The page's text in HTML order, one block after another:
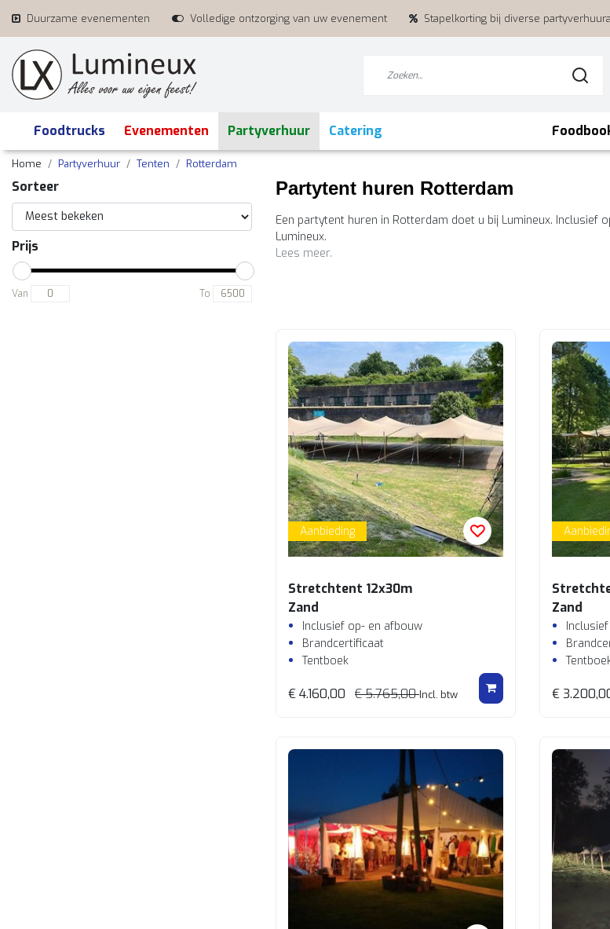
Duurzame evenementen Volledige ontzorging van uw evenement Stapelkorting bij diverse
Foodtrucks Evenementen Partyverhuur Catering
Home Partyverhuur Tenten Rotterdam
Sorteer
Prijs
Van To
Partytent huren Rotterdam
Een partytent huren in Rotterdam doet u bij Lumineux. Inclusief
Lumineux.
Lees meer.
Aanbieding
Stretchtent 12x30m
Zand
Inclusief op- en afbouw
Brandcertificaat
Tentboek
€ 4.160,00 € 5.765,00Incl. btw
Zand
€